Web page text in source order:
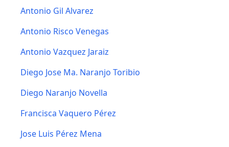
Antonio Gil Alvarez
Antonio Risco Venegas
Antonio Vazquez Jaraiz
Diego Jose Ma. Naranjo Toribio
Diego Naranjo Novella
Francisca Vaquero Pérez
Jose Luis Pérez Mena